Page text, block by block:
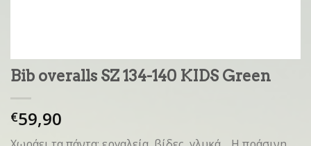
Bib overalls SZ 134-140 KIDS Green
€59,90